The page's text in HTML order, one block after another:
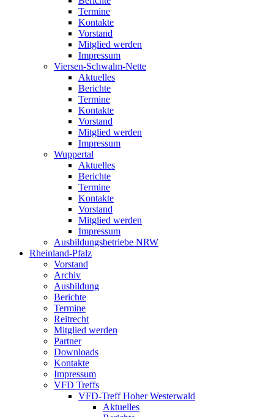
Termine
Kontakte
Vorstand
Mitglied werden
Impressum
Viersen-Schwalm-Nette
Aktuelles
Berichte
Termine
Kontakte
Vorstand
Mitglied werden
Impressum
Wuppertal
Aktuelles
Berichte
Termine
Kontakte
Vorstand
Mitglied werden
Impressum
Ausbildungsbetriebe NRW
Rheinland-Pfalz
Vorstand
Archiv
Ausbildung
Berichte
Termine
Reitrecht
Mitglied werden
Partner
Downloads
Kontakte
Impressum
VFD Treffs
VFD-Treff Hoher Westerwald
Aktuelles